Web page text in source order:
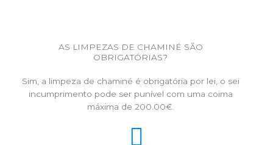
AS LIMPEZAS DE CHAMINÉ SÃO
OBRIGATÓRIAS?
Sim, a limpeza de chaminé é obrigatória por lei, o sei
incumprimento pode ser punível com uma coima
máxima de 200.00€.